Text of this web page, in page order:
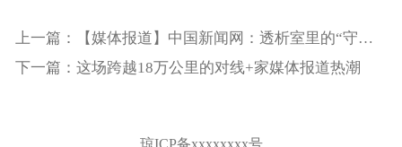
上一篇：【媒体报道】中国新闻网：透析室里的“守护人” 与患者共赴一场“生命长跑”
下一篇：这场跨越18万公里的对线+家媒体报道热潮
琼ICP备xxxxxxxx号